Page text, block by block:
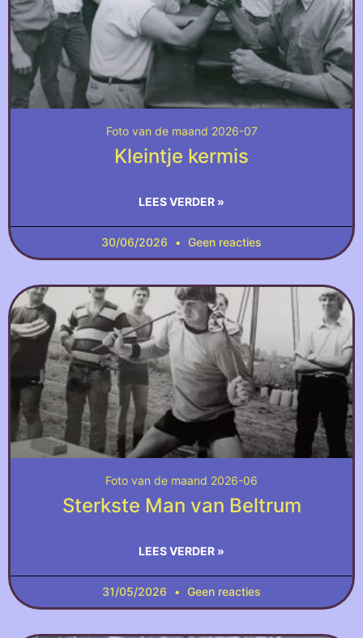
Foto van de maand 2026-07
Kleintje kermis
LEES VERDER »
30/06/2026 Geen reacties
Foto van de maand 2026-06
Sterkste Man van Beltrum
LEES VERDER »
31/05/2026 Geen reacties